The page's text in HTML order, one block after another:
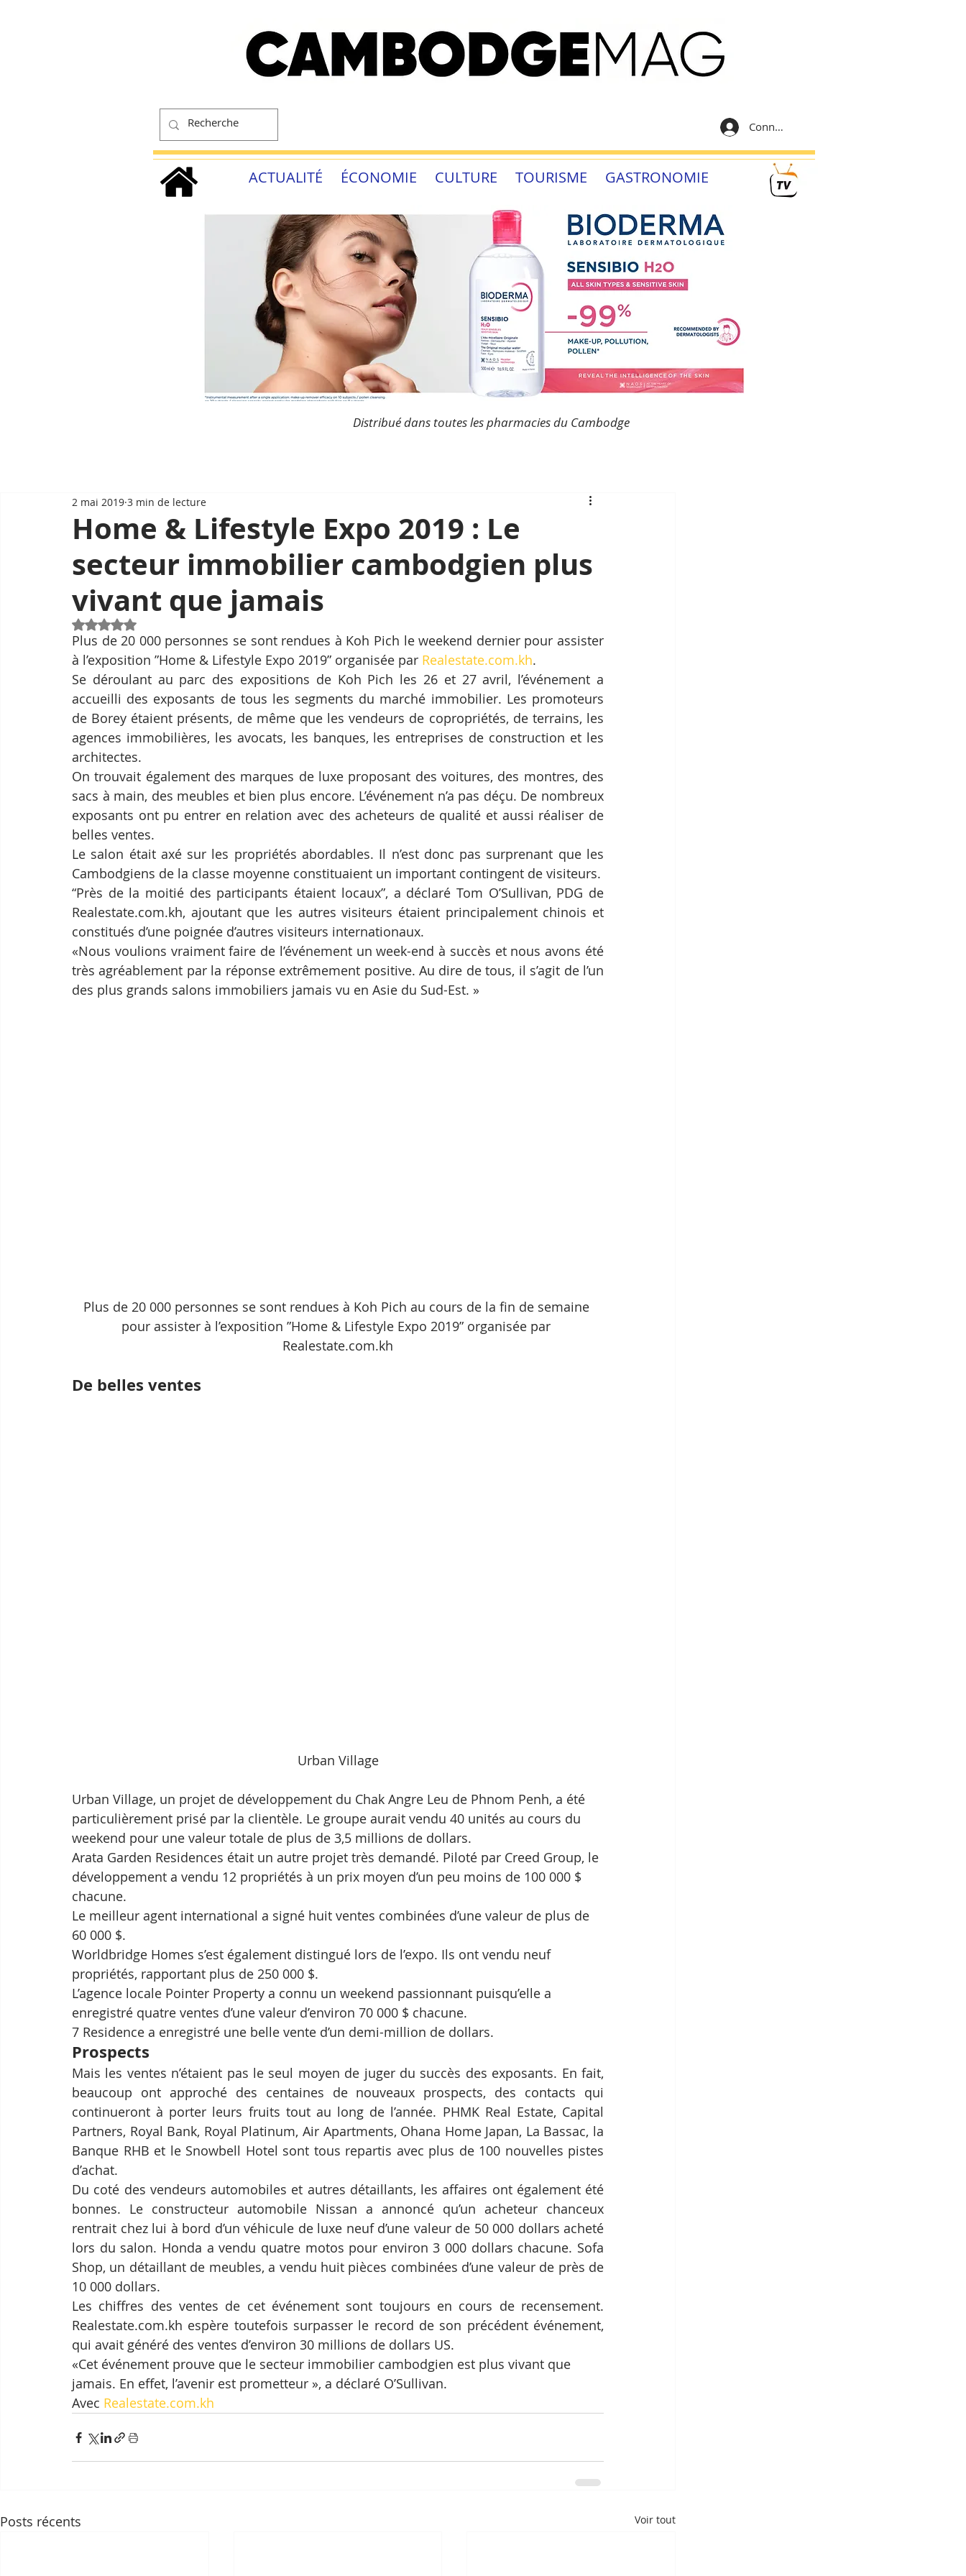
Connexion
ACTUALITÉ ÉCONOMIE CULTURE TOURISME GASTRONOMIE
Distribué dans toutes les pharmacies du Cambodge
Home & Lifestyle Expo 2019 : Le
secteur immobilier cambodgien plus
vivant que jamais
2 mai 2019 3 min de lecture
Noté NaN étoiles sur 5.
Plus de 20 000 personnes se sont rendues à Koh Pich le weekend dernier pour assister
à l’exposition ”Home & Lifestyle Expo 2019” organisée par Realestate.com.kh.
Se déroulant au parc des expositions de Koh Pich les 26 et 27 avril, l’événement a
accueilli des exposants de tous les segments du marché immobilier. Les promoteurs
de Borey étaient présents, de même que les vendeurs de copropriétés, de terrains, les
agences immobilières, les avocats, les banques, les entreprises de construction et les
architectes.
On trouvait également des marques de luxe proposant des voitures, des montres, des
sacs à main, des meubles et bien plus encore. L’événement n’a pas déçu. De nombreux
exposants ont pu entrer en relation avec des acheteurs de qualité et aussi réaliser de
belles ventes.
Le salon était axé sur les propriétés abordables. Il n’est donc pas surprenant que les
Cambodgiens de la classe moyenne constituaient un important contingent de visiteurs.
“Près de la moitié des participants étaient locaux”, a déclaré Tom O’Sullivan, PDG de
Realestate.com.kh, ajoutant que les autres visiteurs étaient principalement chinois et
constitués d’une poignée d’autres visiteurs internationaux.
«Nous voulions vraiment faire de l’événement un week-end à succès et nous avons été
très agréablement par la réponse extrêmement positive. Au dire de tous, il s’agit de l’un
des plus grands salons immobiliers jamais vu en Asie du Sud-Est. »
Plus de 20 000 personnes se sont rendues à Koh Pich au cours de la fin de semaine
pour assister à l’exposition ”Home & Lifestyle Expo 2019” organisée par
Realestate.com.kh
De belles ventes
Urban Village
Urban Village, un projet de développement du Chak Angre Leu de Phnom Penh, a été
particulièrement prisé par la clientèle. Le groupe aurait vendu 40 unités au cours du
weekend pour une valeur totale de plus de 3,5 millions de dollars.
Arata Garden Residences était un autre projet très demandé. Piloté par Creed Group, le
développement a vendu 12 propriétés à un prix moyen d’un peu moins de 100 000 $
chacune.
Le meilleur agent international a signé huit ventes combinées d’une valeur de plus de
60 000 $.
Worldbridge Homes s’est également distingué lors de l’expo. Ils ont vendu neuf
propriétés, rapportant plus de 250 000 $.
L’agence locale Pointer Property a connu un weekend passionnant puisqu’elle a
enregistré quatre ventes d’une valeur d’environ 70 000 $ chacune.
7 Residence a enregistré une belle vente d’un demi-million de dollars.
Prospects
Mais les ventes n’étaient pas le seul moyen de juger du succès des exposants. En fait,
beaucoup ont approché des centaines de nouveaux prospects, des contacts qui
continueront à porter leurs fruits tout au long de l’année. PHMK Real Estate, Capital
Partners, Royal Bank, Royal Platinum, Air Apartments, Ohana Home Japan, La Bassac, la
Banque RHB et le Snowbell Hotel sont tous repartis avec plus de 100 nouvelles pistes
d’achat.
Du coté des vendeurs automobiles et autres détaillants, les affaires ont également été
bonnes. Le constructeur automobile Nissan a annoncé qu’un acheteur chanceux
rentrait chez lui à bord d’un véhicule de luxe neuf d’une valeur de 50 000 dollars acheté
lors du salon. Honda a vendu quatre motos pour environ 3 000 dollars chacune. Sofa
Shop, un détaillant de meubles, a vendu huit pièces combinées d’une valeur de près de
10 000 dollars.
Les chiffres des ventes de cet événement sont toujours en cours de recensement.
Realestate.com.kh espère toutefois surpasser le record de son précédent événement,
qui avait généré des ventes d’environ 30 millions de dollars US.
«Cet événement prouve que le secteur immobilier cambodgien est plus vivant que
jamais. En effet, l’avenir est prometteur », a déclaré O’Sullivan.
Avec Realestate.com.kh
Posts récents Voir tout